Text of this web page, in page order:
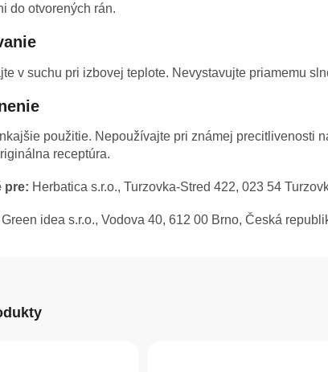
do otvorených rán.
v suchu pri izbovej teplote. Nevystavujte priamemu
použitie. Nepoužívajte pri známej precitlivenosti
receptúra.
pre: Herbatica s.r.o., Turzovka-Stred 422, 023 54
Green idea s.r.o., Vodova 40, 612 00 Brno, Česká